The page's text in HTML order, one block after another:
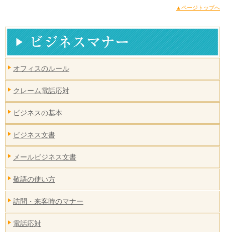
▲ページトップへ
オフィスのルール
クレーム電話応対
ビジネスの基本
ビジネス文書
メールビジネス文書
敬語の使い方
訪問・来客時のマナー
電話応対